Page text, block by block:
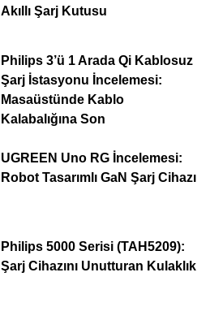
Akıllı Şarj Kutusu
Philips 3’ü 1 Arada Qi Kablosuz
Şarj İstasyonu İncelemesi:
Masaüstünde Kablo
Kalabalığına Son
UGREEN Uno RG İncelemesi:
Robot Tasarımlı GaN Şarj Cihazı
Philips 5000 Serisi (TAH5209):
Şarj Cihazını Unutturan Kulaklık